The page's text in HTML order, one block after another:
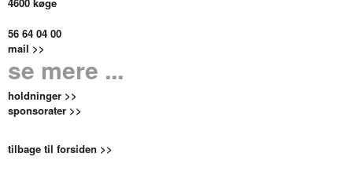
56 64 04 00
mail >>
se mere ...
holdninger >>
sponsorater >>
tilbage til forsiden >>